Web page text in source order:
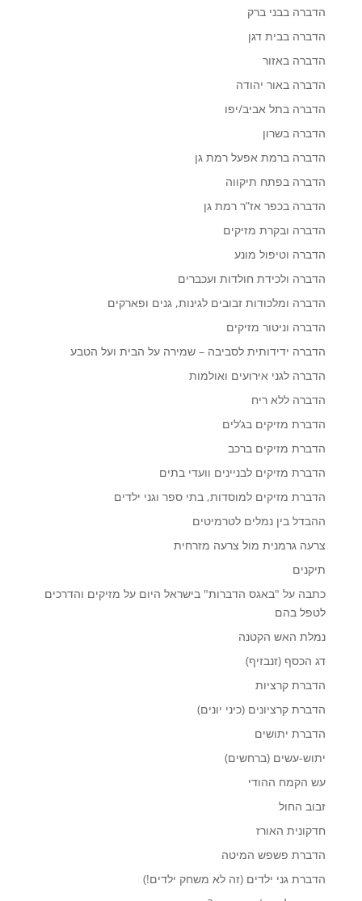
הדברה בבני ברק
הדברה בבית דגן
הדברה באזור
הדברה באור יהודה
הדברה בתל אביב/יפו
הדברה בשרון
הדברה ברמת אפעל רמת גן
הדברה בפתח תיקווה
הדברה בכפר אז”ר רמת גן
הדברה ובקרת מזיקים
הדברה וטיפול מונע
הדברה ולכידת חולדות ועכברים
הדברה ומלכודות זבובים לגינות, גנים ופארקים
הדברה וניטור מזיקים
הדברה ידידותית לסביבה – שמירה על הבית ועל הטבע
הדברה לגני אירועים ואולמות
הדברה ללא ריח
הדברת מזיקים בג’לים
הדברת מזיקים ברכב
הדברת מזיקים לבניינים וועדי בתים
הדברת מזיקים למוסדות, בתי ספר וגני ילדים
ההבדל בין נמלים לטרמיטים
צרעה גרמנית מול צרעה מזרחית
תיקנים
כתבה על "באגס הדברות" בישראל היום על מזיקים והדרכים
לטפל בהם
נמלת האש הקטנה
דג הכסף (זנבזיף)
הדברת קרציות
הדברת קרציונים (כיני יונים)
הדברת יתושים
יתוש-עשים (ברחשים)
עש הקמח ההודי
זבוב החול
חדקונית האורז
הדברת פשפש המיטה
הדברת גני ילדים (זה לא משחק ילדים!)